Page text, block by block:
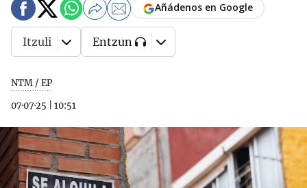
NTM / EP
07·07·25
10:51
Añádenos en Google
Itzuli Entzun